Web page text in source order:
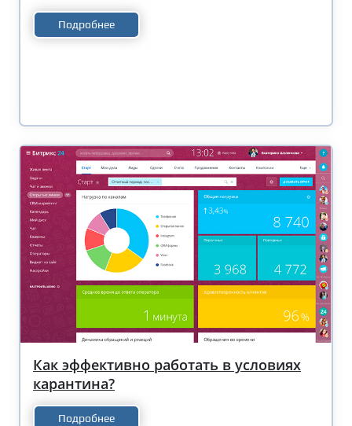
Подробнее
Как эффективно работать в условиях
карантина?
Подробнее